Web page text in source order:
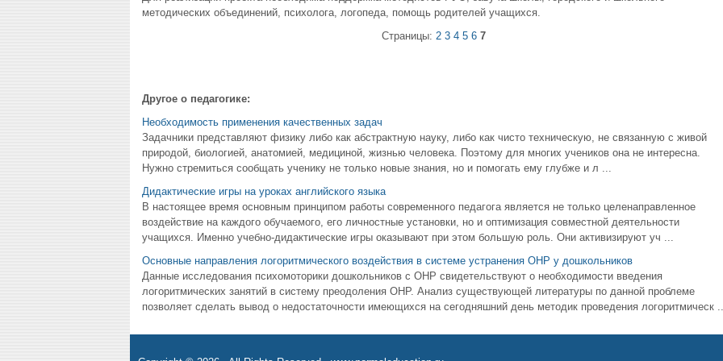
методических объединений, психолога, логопеда, помощь родителей учащихся.
Страницы: 2 3 4 5 6 7
Другое о педагогике:
Необходимость применения качественных задач
Задачники представляют физику либо как абстрактную науку, либо как чисто техническую, не связанную с живой
природой, биологией, анатомией, медициной, жизнью человека. Поэтому для многих учеников она не интересна.
Нужно стремиться сообщать ученику не только новые знания, но и помогать ему глубже и л ...
Дидактические игры на уроках английского языка
В настоящее время основным принципом работы современного педагога является не только целенаправленное
воздействие на каждого обучаемого, его личностные установки, но и оптимизация совместной деятельности
учащихся. Именно учебно-дидактические игры оказывают при этом большую роль. Они активизируют уч ...
Основные направления логоритмического воздействия в системе устранения ОНР у дошкольников
Данные исследования психомоторики дошкольников с ОНР свидетельствуют о необходимости введения
логоритмических занятий в систему преодоления ОНР. Анализ существующей литературы по данной проблеме
позволяет сделать вывод о недостаточности имеющихся на сегодняшний день методик проведения логоритмическ